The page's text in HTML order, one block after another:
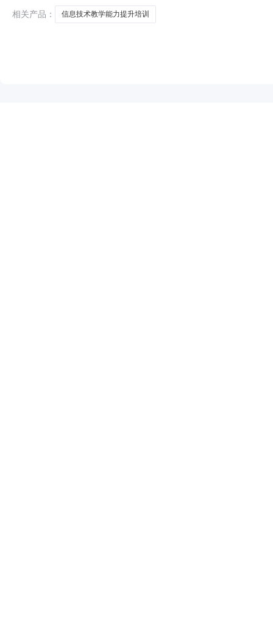
中
相关产品：
信息技术教学能力提升培训